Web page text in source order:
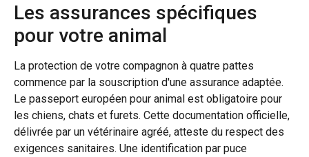
Les assurances spécifiques
pour votre animal
La protection de votre compagnon à quatre pattes
commence par la souscription d'une assurance adaptée.
Le passeport européen pour animal est obligatoire pour
les chiens, chats et furets. Cette documentation officielle,
délivrée par un vétérinaire agréé, atteste du respect des
exigences sanitaires. Une identification par puce